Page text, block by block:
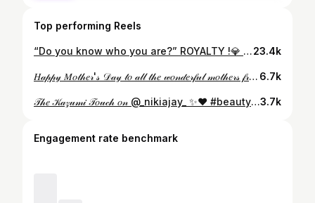
Top performing Reels
“Do you know who you are?” ROYALTY !💎 • Theme: Through The Looking Glass • Hair: @hcmluxe Nails: @thexianaway Makeup: @kazumibrowntheartist Dress: @kudcollections Photography: @ikonikvision Decor: @prettiparties #prom #valedictorian #miami #explorepage #makingmymark23.4k
𝐻𝒶𝓅𝓅𝓎 𝑀𝑜𝓉𝒽𝑒𝓇'𝓈 𝒟𝒶𝓎 𝓉𝑜 𝒶𝓁𝓁 𝓉𝒽𝑒 𝓌𝑜𝓃𝒹𝑒𝓇𝒻𝓊𝓁 𝓂𝑜𝓉𝒽𝑒𝓇𝓈 𝒻𝓇𝑜𝓂 𝒴𝓊𝓀𝒾𝑒 𝒶𝓃𝒹 𝐼 💐 Photography by @rachephotography_ 📸 6.7k
𝒯𝒽𝑒 𝒦𝒶𝓏𝓊𝓂𝒾 𝒯𝑜𝓊𝒸𝒽 𝑜𝓃 @_nikiajay_ ✨❤️ #beauty #glam #flawless #beautyobsessed #timelessmakeup #beautyexpert #beautyeditor #makeupoftheday #makeuplooks #miamimua #southfloridamakeupartist #makeupartistsworldwide #makeupbyme #mua #redlips #flawlessmakeup 💋3.7k
Engagement rate benchmark